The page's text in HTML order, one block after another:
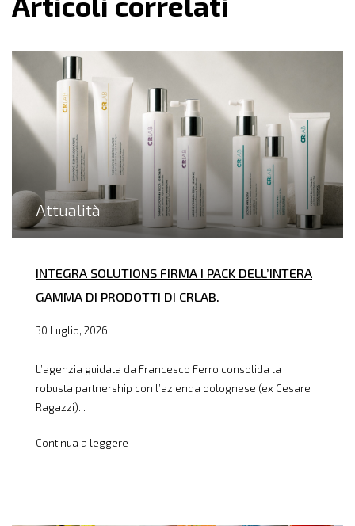
Attualità
INTEGRA SOLUTIONS FIRMA I PACK DELL’INTERA
GAMMA DI PRODOTTI DI CRLAB.
30 Luglio, 2026
L’agenzia guidata da Francesco Ferro consolida la
robusta partnership con l’azienda bolognese (ex Cesare
Ragazzi)...
Continua a leggere